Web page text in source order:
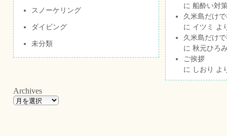
スノーケリング
ダイビング
未分類
に 船酔い対
久米島だけ
に イツミ
よ
久米島だけ
に 秋元ひろ
ご挨拶
に しおり よ
Archives